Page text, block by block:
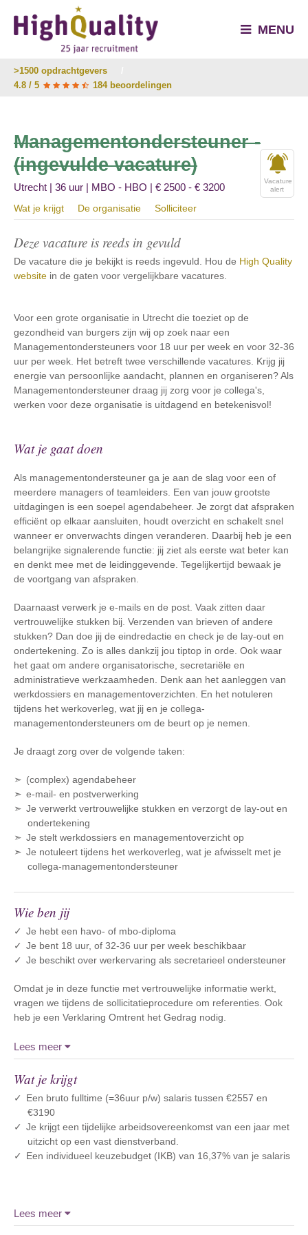
MENU
>1500 opdrachtgevers
4.8 / 5
184 beoordelingen
Managementondersteuner -
(ingevulde vacature)
Vacature
alert
Utrecht | 36 uur | MBO - HBO | € 2500 - € 3200
Wat je krijgt De organisatie Solliciteer
Deze vacature is reeds in gevuld
De vacature die je bekijkt is reeds ingevuld. Hou de High Quality
website in de gaten voor vergelijkbare vacatures.
Voor een grote organisatie in Utrecht die toeziet op de
gezondheid van burgers zijn wij op zoek naar een
Managementondersteuners voor 18 uur per week en voor 32-36
uur per week. Het betreft twee verschillende vacatures. Krijg jij
energie van persoonlijke aandacht, plannen en organiseren? Als
Managementondersteuner draag jij zorg voor je collega's,
werken voor deze organisatie is uitdagend en betekenisvol!
Wat je gaat doen
Als managementondersteuner ga je aan de slag voor een of
meerdere managers of teamleiders. Een van jouw grootste
uitdagingen is een soepel agendabeheer. Je zorgt dat afspraken
efficiënt op elkaar aansluiten, houdt overzicht en schakelt snel
wanneer er onverwachts dingen veranderen. Daarbij heb je een
belangrijke signalerende functie: jij ziet als eerste wat beter kan
en denkt mee met de leidinggevende. Tegelijkertijd bewaak je
de voortgang van afspraken.
Daarnaast verwerk je e-mails en de post. Vaak zitten daar
vertrouwelijke stukken bij. Verzenden van brieven of andere
stukken? Dan doe jij de eindredactie en check je de lay-out en
ondertekening. Zo is alles dankzij jou tiptop in orde. Ook waar
het gaat om andere organisatorische, secretariële en
administratieve werkzaamheden. Denk aan het aanleggen van
werkdossiers en managementoverzichten. En het notuleren
tijdens het werkoverleg, wat jij en je collega-
managementondersteuners om de beurt op je nemen.
Je draagt zorg over de volgende taken:
(complex) agendabeheer
e-mail- en postverwerking
Je verwerkt vertrouwelijke stukken en verzorgt de lay-out en
ondertekening
Je stelt werkdossiers en managementoverzicht op
Je notuleert tijdens het werkoverleg, wat je afwisselt met je
collega-managementondersteuner
Wie ben jij
Je hebt een havo- of mbo-diploma
Je bent 18 uur, of 32-36 uur per week beschikbaar
Je beschikt over werkervaring als secretarieel ondersteuner
Omdat je in deze functie met vertrouwelijke informatie werkt,
vragen we tijdens de sollicitatieprocedure om referenties. Ook
heb je een Verklaring Omtrent het Gedrag nodig.
Lees meer
Wat je krijgt
Een bruto fulltime (=36uur p/w) salaris tussen €2557 en
€3190
Je krijgt een tijdelijke arbeidsovereenkomst van een jaar met
uitzicht op een vast dienstverband.
Een individueel keuzebudget (IKB) van 16,37% van je salaris
Lees meer